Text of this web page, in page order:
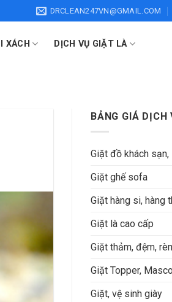
DRCLEAN247VN@GMAIL.COM
XÁCH DỊCH VỤ GIẶT LÀ
BẢNG GIÁ DỊCH
Giặt đồ khách sạn,
Giặt ghế sofa
Giặt hàng si, hàng
Giặt là cao cấp
Giặt thảm, đệm,
Giặt Topper,
Giặt, vệ sinh giày